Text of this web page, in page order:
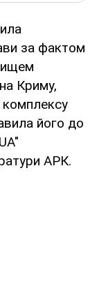
за фактом
Криму,
комплексу
його до
АРК.